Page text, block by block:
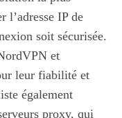
l’adresse IP de
soit sécurisée.
et
leur fiabilité et
également
proxy, qui